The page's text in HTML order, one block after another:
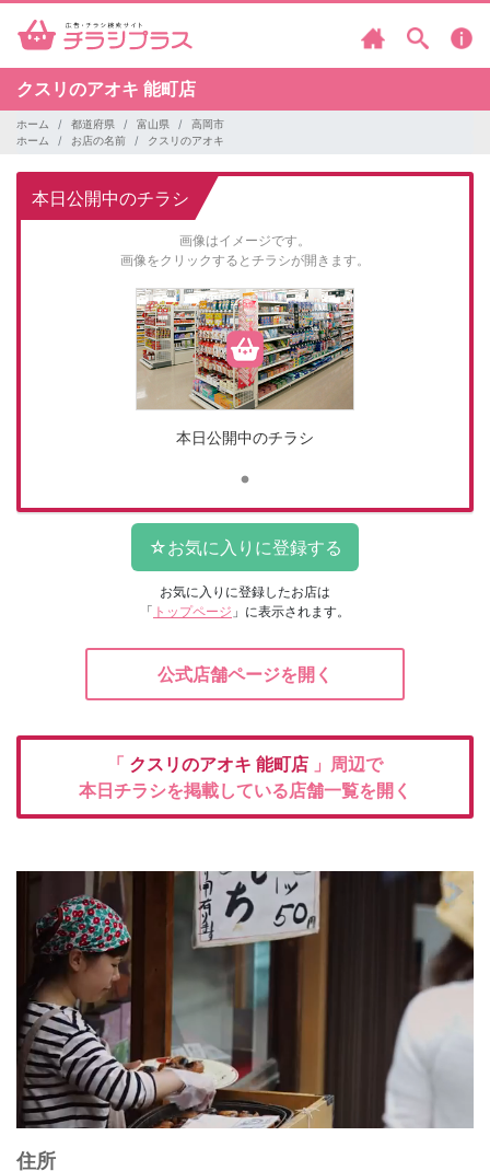
クスリのアオキ 能町店
ホーム 都道府県 富山県
高岡市
ホーム
お店の名前 クスリのアオキ
本日公開中のチラシ
画像はイメージです。
画像をクリックするとチラシが開きます。
本日公開中のチラシ
お気に入りに登録したお店は
「 トップページ 」に表示されます。
公式店舗ページを開く
「 クスリのアオキ 能町店 」周辺で
本日チラシを掲載している店舗一覧を開く
住所